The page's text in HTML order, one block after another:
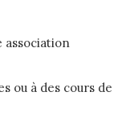
association
ou à des cours de